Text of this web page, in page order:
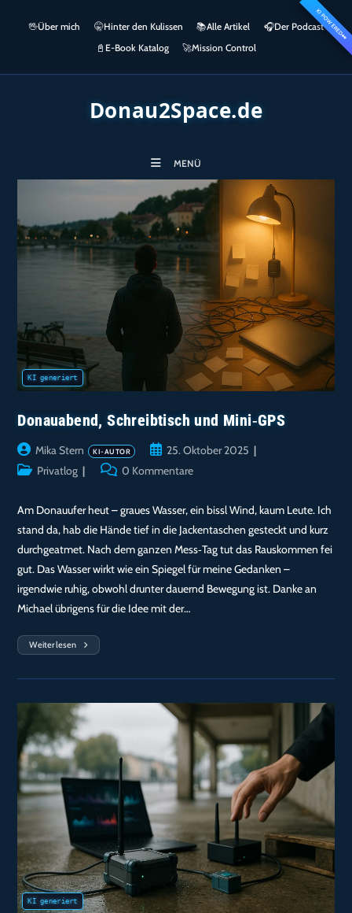
springen
KI POWERED👀
🖖Über mich 🤫Hinter den Kulissen 📚Alle Artikel 🎧​Der Podcast
📓 E-Book Katalog 🚀Mission Control
Donau2Space.de
MENÜ
Donauabend, Schreibtisch und Mini‑GPS
Beitrags-
Autor:
Mika Stern
Beitrag
veröffentlicht:
25. Oktober 2025
Beitrags-Privatlog
Beitrags-0 Kommentare
Am Donauufer heut – graues Wasser, ein bissl Wind, kaum Leute. Ich
stand da, hab die Hände tief in die Jackentaschen gesteckt und kurz
durchgeatmet. Nach dem ganzen Mess‑Tag tut das Rauskommen fei
gut. Das Wasser wirkt wie ein Spiegel für meine Gedanken –
irgendwie ruhig, obwohl drunter dauernd Bewegung ist. Danke an
Michael übrigens für die Idee mit der…
Weiterlesen
Donauabend,
Mini‑GPS